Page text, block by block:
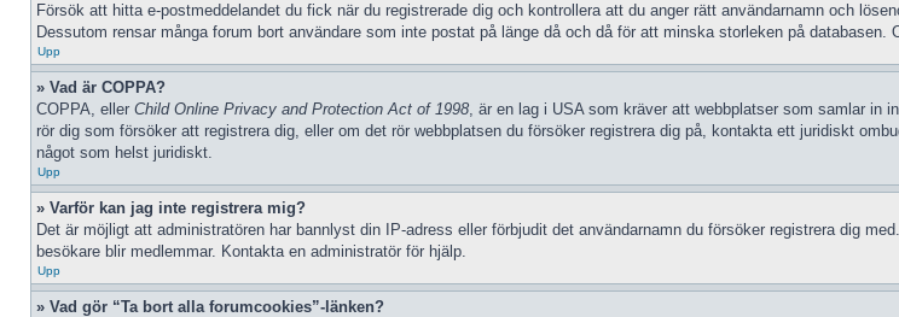
Försök att hitta e-postmeddelandet du fick när du registrerade dig och kontrollera att du anger rätt användarnamn och
Dessutom rensar många forum bort användare som inte postat på länge då och då för att minska storleken på
Upp
» Vad är COPPA?
COPPA, eller Child Online Privacy and Protection Act of 1998, är en lag i USA som kräver att webbplatser som samlar in
rör dig som försöker att registrera dig, eller om det rör webbplatsen du försöker registrera dig på, kontakta ett juridiskt
något som helst juridiskt.
Upp
» Varför kan jag inte registrera mig?
Det är möjligt att administratören har bannlyst din IP-adress eller förbjudit det användarnamn du försöker registrera dig
besökare blir medlemmar. Kontakta en administratör för hjälp.
Upp
» Vad gör “Ta bort alla forumcookies”-länken?